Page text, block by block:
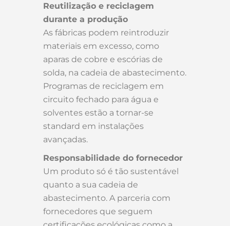
Reutilização e reciclagem
durante a produção
As fábricas podem reintroduzir
materiais em excesso, como
aparas de cobre e escórias de
solda, na cadeia de abastecimento.
Programas de reciclagem em
circuito fechado para água e
solventes estão a tornar-se
standard em instalações
avançadas.
Responsabilidade do fornecedor
Um produto só é tão sustentável
quanto a sua cadeia de
abastecimento. A parceria com
fornecedores que seguem